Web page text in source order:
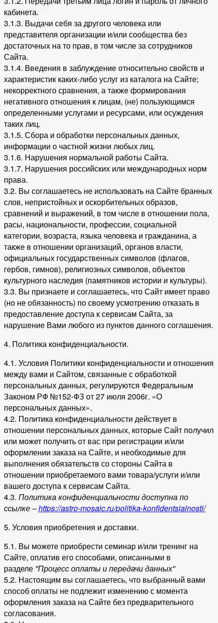
кабинета.
3.1.3. Выдачи себя за другого человека или
представителя организации и/или сообщества без
достаточных на то прав, в том числе за сотрудников
Сайта.
3.1.4. Введения в заблуждение относительно свойств и
характеристик каких-либо услуг из каталога на Сайте;
некорректного сравнения, а также формирования
негативного отношения к лицам, (не) пользующимся
определенными услугами и ресурсами, или осуждения
таких лиц.
3.1.5. Сбора и обработки персональных данных,
информации о частной жизни любых лиц.
3.1.6. Нарушения нормальной работы Сайта.
3.1.7. Нарушения российских или международных норм
права.
3.2. Вы соглашаетесь не использовать на Сайте бранных
слов, непристойных и оскорбительных образов,
сравнений и выражений, в том числе в отношении пола,
расы, национальности, профессии, социальной
категории, возраста, языка человека и гражданина, а
также в отношении организаций, органов власти,
официальных государственных символов (флагов,
гербов, гимнов), религиозных символов, объектов
культурного наследия (памятников истории и культуры).
3.3. Вы признаете и соглашаетесь, что Сайт имеет право
(но не обязанность) по своему усмотрению отказать в
предоставление доступа к сервисам Сайта, за
нарушение Вами любого из пунктов данного соглашения.
4. Политика конфиденциальности.
4.1. Условия Политики конфиденциальности и отношения
между вами и Сайтом, связанные с обработкой
персональных данных, регулируются Федеральным
Законом РФ №152-ФЗ от 27 июля 2006г. «О
персональных данных».
4.2. Политика конфиденциальности действует в
отношении персональных данных, которые Сайт получил
или может получить от вас при регистрации и/или
оформлении заказа на Сайте, и необходимые для
выполнения обязательств со стороны Сайта в
отношении приобретаемого вами товара/услуги и/или
вашего доступа к сервисам Сайта.
4.3. Политика конфиденциальности доступна по
ссылке –https://astro-mosaic.ru/politika-konfidentsialnosti/
5. Условия приобретения и доставки.
5.1. Вы можете приобрести семинар и/или тренинг на
Сайте, оплатив его способами, описанными в
разделе "Процесс оплаты и передачи данных"
5.2. Настоящим вы соглашаетесь, что выбранный вами
способ оплаты не подлежит изменению с момента
оформления заказа на Сайте без предварительного
согласования.